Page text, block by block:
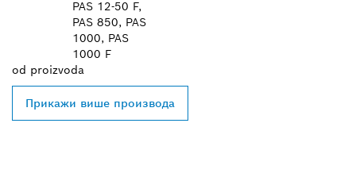
PAS 12-50 F,
PAS 850, PAS
1000, PAS
1000 F
od proizvoda
Прикажи више производа